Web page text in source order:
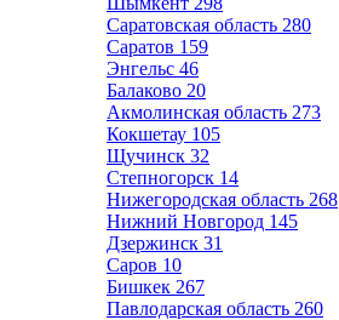
Саратовская область 280
Саратов 159
Энгельс 46
Балаково 20
Акмолинская область 273
Кокшетау 105
Щучинск 32
Степногорск 14
Нижегородская область 268
Нижний Новгород 145
Дзержинск 31
Саров 10
Бишкек 267
Павлодарская область 260